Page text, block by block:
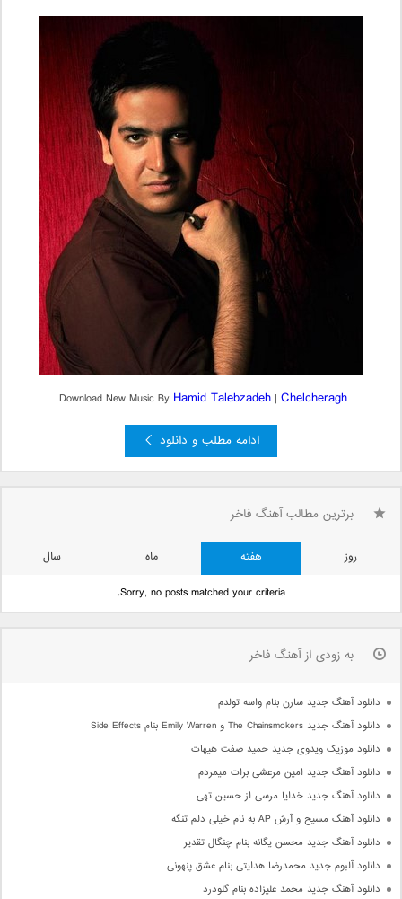
Download New Music By Hamid Talebzadeh | Chelcheragh
ادامه مطلب و دانلود
برترین مطالب آهنگ فاخر
روز هفته ماه
سال
Sorry, no posts matched your criteria.
به زودی از آهنگ فاخر
دانلود آهنگ جدید سارن بنام واسه تولدم
دانلود آهنگ جدید The Chainsmokers و Emily Warren بنام Side Effects
دانلود موزیک ویدوی جدید حمید صفت هیهات
دانلود آهنگ جدید امین مرعشی برات میمردم
دانلود آهنگ جدید خدایا مرسی از حسین تهی
دانلود آهنگ مسیح و آرش AP به نام خیلی دلم تنگه
دانلود آهنگ جدید محسن یگانه بنام چنگال تقدیر
دانلود آلبوم جدید محمدرضا هدایتی بنام عشق پنهونی
دانلود آهنگ جدید محمد علیزاده بنام گلودرد